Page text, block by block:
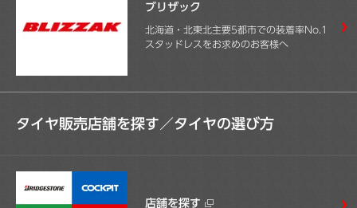
ブリザック
北海道・北東北主要5都市での装着率No.1
スタッドレスをお求めのお客様へ
タイヤ販売店舗を探す／タイヤの選び方
店舗を探す